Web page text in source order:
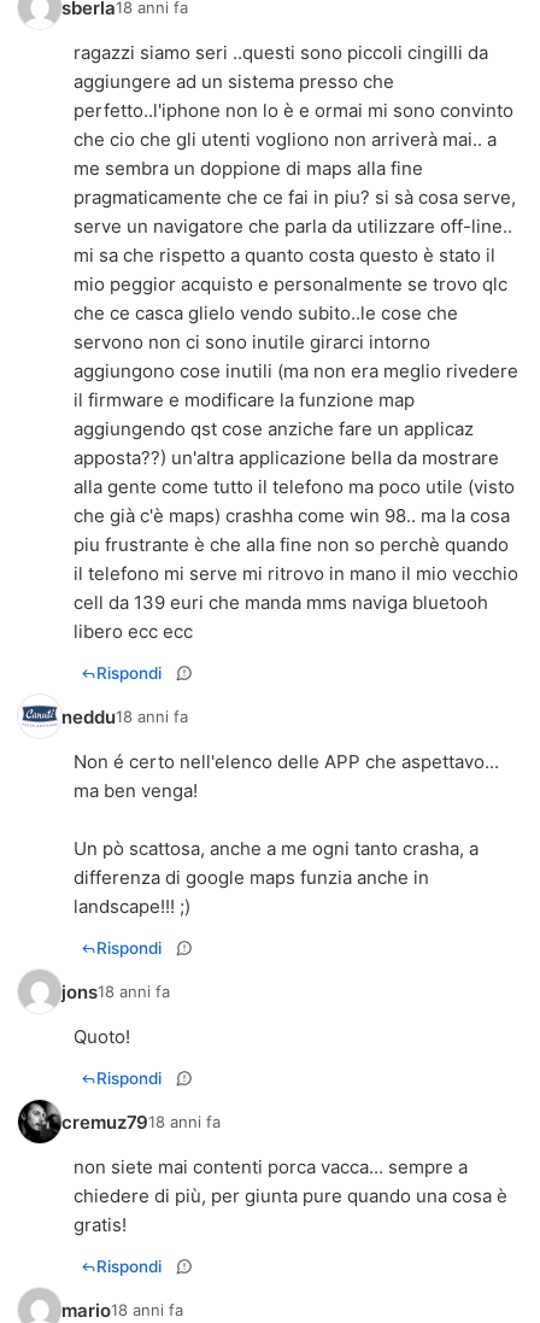
sberla18 anni fa
ragazzi siamo seri ..questi sono piccoli cingilli da
aggiungere ad un sistema presso che
perfetto..l'iphone non lo è e ormai mi sono convinto
che cio che gli utenti vogliono non arriverà mai.. a
me sembra un doppione di maps alla fine
pragmaticamente che ce fai in piu? si sà cosa serve,
serve un navigatore che parla da utilizzare off-line..
mi sa che rispetto a quanto costa questo è stato il
mio peggior acquisto e personalmente se trovo qlc
che ce casca glielo vendo subito..le cose che
servono non ci sono inutile girarci intorno
aggiungono cose inutili (ma non era meglio rivedere
il firmware e modificare la funzione map
aggiungendo qst cose anziche fare un applicaz
apposta??) un'altra applicazione bella da mostrare
alla gente come tutto il telefono ma poco utile (visto
che già c'è maps) crashha come win 98.. ma la cosa
piu frustrante è che alla fine non so perchè quando
il telefono mi serve mi ritrovo in mano il mio vecchio
cell da 139 euri che manda mms naviga bluetooh
libero ecc ecc
Rispondi
neddu18 anni fa
Non é certo nell'elenco delle APP che aspettavo...
ma ben venga!
Un pò scattosa, anche a me ogni tanto crasha, a
differenza di google maps funzia anche in
landscape!!! ;)
Rispondi
jons18 anni fa
Quoto!
Rispondi
cremuz7918 anni fa
non siete mai contenti porca vacca... sempre a
chiedere di più, per giunta pure quando una cosa è
gratis!
Rispondi
mario18 anni fa